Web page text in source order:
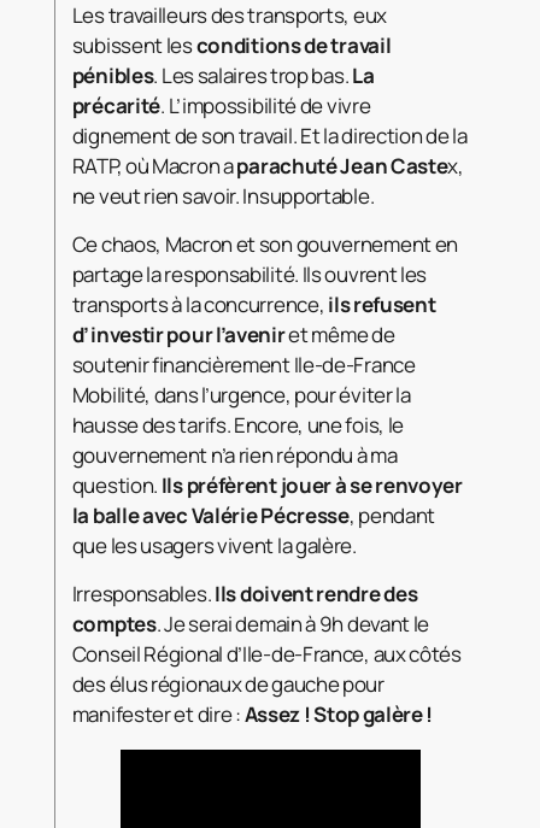
Les travailleurs des transports, eux
subissent lesconditions de travail
pénibles. Les salaires trop bas.La
précarité. L’impossibilité de vivre
dignement de son travail. Et la direction de la
RATP, où Macron aparachuté Jean Castex,
ne veut rien savoir. Insupportable.
Ce chaos, Macron et son gouvernement en
partage la responsabilité. Ils ouvrent les
transports à la concurrence, ils refusent
d’investir pour l’aveniret même de
soutenir financièrement Ile-de-France
Mobilité, dans l’urgence, pour éviter la
hausse des tarifs. Encore, une fois, le
gouvernement n’a rien répondu à ma
question. Ils préfèrent jouer à se renvoyer
la balle avec Valérie Pécresse, pendant
que les usagers vivent la galère.
Irresponsables.Ils doivent rendre des
comptes. Je serai demain à 9h devant le
Conseil Régional d’Ile-de-France, aux côtés
des élus régionaux de gauche pour
manifester et dire :Assez ! Stop galère !